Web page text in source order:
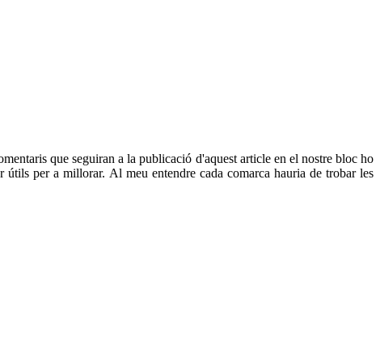
que seguiran a la publicació d'aquest article en el nostre bloc ho
per a millorar. Al meu entendre cada comarca hauria de trobar les